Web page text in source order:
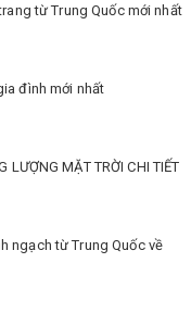
từ Trung Quốc mới nhất
đình mới nhất
LƯỢNG MẶT TRỜI CHI TIẾT
ngạch từ Trung Quốc về